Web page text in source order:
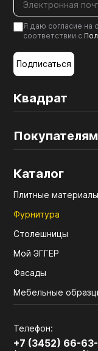
Квадрат
Покупателям
Каталог
Плитные материалы
Фурнитура
Столешницы
Мой ЭГГЕР
Фасады
Мебельные
Телефон:
+7 (3452) 66-
Я даю согласие на
соответствии с
Подписаться